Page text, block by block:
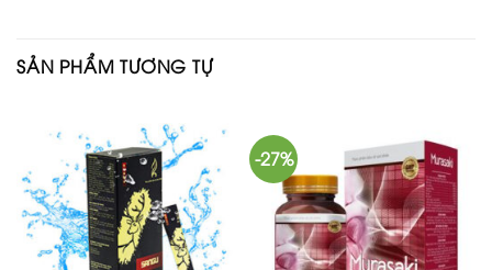
SẢN PHẨM TƯƠNG TỰ
-27%